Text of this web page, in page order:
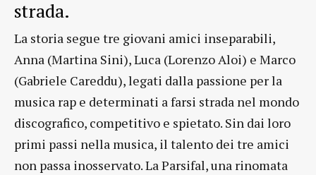
strada.
La storia segue tre giovani amici inseparabili,
Anna (Martina Sini), Luca (Lorenzo Aloi) e Marco
(Gabriele Careddu), legati dalla passione per la
musica rap e determinati a farsi strada nel mondo
discografico, competitivo e spietato. Sin dai loro
primi passi nella musica, il talento dei tre amici
non passa inosservato. La Parsifal, una rinomata